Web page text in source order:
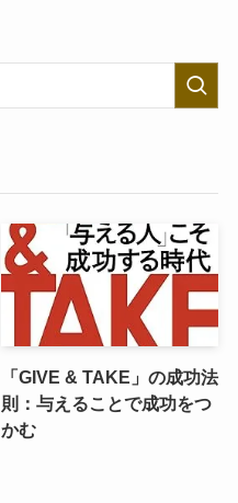
「GIVE & TAKE」の成功法
則：与えることで成功をつ
かむ